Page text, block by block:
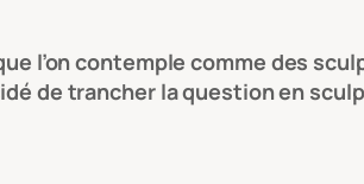
l’on contemple comme des
de trancher la question en